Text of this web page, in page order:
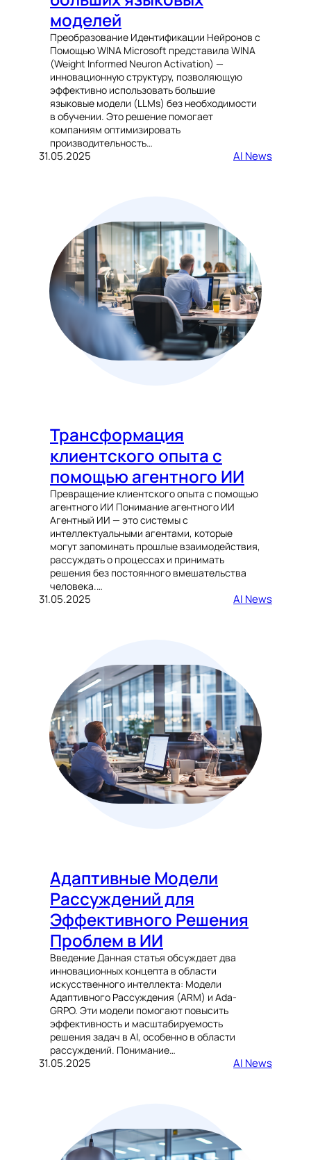
моделей
Преобразование Идентификации Нейронов с
Помощью WINA Microsoft представила WINA
(Weight Informed Neuron Activation) —
инновационную структуру, позволяющую
эффективно использовать большие
языковые модели (LLMs) без необходимости
в обучении. Это решение помогает
компаниям оптимизировать
производительность…
31.05.2025 AI News
Трансформация
клиентского опыта с
помощью агентного ИИ
Превращение клиентского опыта с помощью
агентного ИИ Понимание агентного ИИ
Агентный ИИ — это системы с
интеллектуальными агентами, которые
могут запоминать прошлые взаимодействия,
рассуждать о процессах и принимать
решения без постоянного вмешательства
человека.…
31.05.2025 AI News
Адаптивные Модели
Рассуждений для
Эффективного Решения
Проблем в ИИ
Введение Данная статья обсуждает два
инновационных концепта в области
искусственного интеллекта: Модели
Адаптивного Рассуждения (ARM) и Ada-
GRPO. Эти модели помогают повысить
эффективность и масштабируемость
решения задач в AI, особенно в области
рассуждений. Понимание…
31.05.2025 AI News